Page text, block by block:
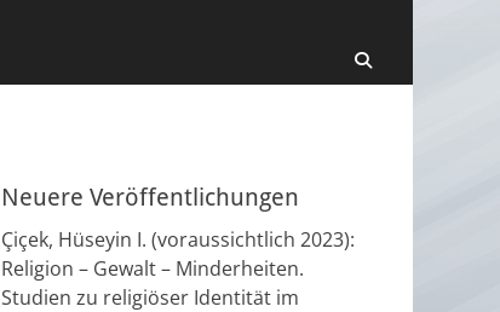
Neuere Veröffentlichungen
Çiçek, Hüseyin I. (voraussichtlich 2023):
Religion – Gewalt – Minderheiten.
Studien zu religiöser Identität im